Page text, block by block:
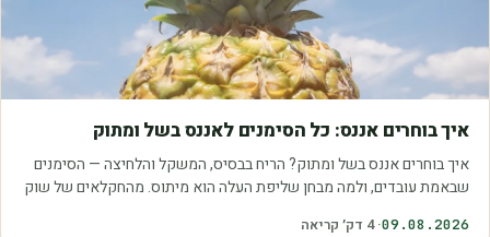
איך בוחרים אננס: כל הסימנים לאננס בשל ומתוק
איך בוחרים אננס בשל ומתוק? הריח בבסיס, המשקל והלחיצה — הסימנים
שבאמת עובדים, ולמה מבחן שליפת העלה הוא מיתוס. מהחקלאים של שוק
09.08.2026
·
4 דק׳ קריאה